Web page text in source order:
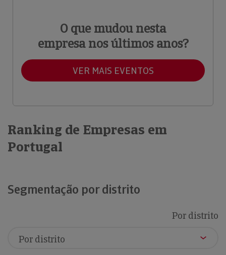
O que mudou nesta
empresa nos últimos anos?
VER MAIS EVENTOS
Ranking de Empresas em
Portugal
Segmentação por distrito
Por distrito